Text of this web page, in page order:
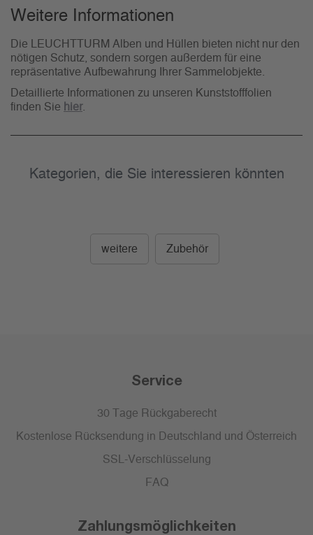
Weitere Informationen
Die LEUCHTTURM Alben und Hüllen bieten nicht nur den
nötigen Schutz, sondern sorgen außerdem für eine
repräsentative Aufbewahrung Ihrer Sammelobjekte.
Detaillierte Informationen zu unseren Kunststofffolien
finden Sie hier.
Kategorien, die Sie interessieren könnten
weitere Zubehör
Service
30 Tage Rückgaberecht
Kostenlose Rücksendung in Deutschland und Österreich
SSL-Verschlüsselung
FAQ
Zahlungsmöglichkeiten